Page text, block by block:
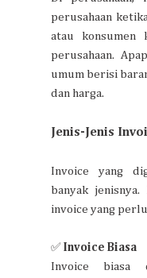
perusahaan
atau konsumen
perusahaan.
umum berisi
dan harga.
Jenis-Jenis
Invoice yang
banyak
invoice yang
✅ Invoice Biasa
Invoice biasa